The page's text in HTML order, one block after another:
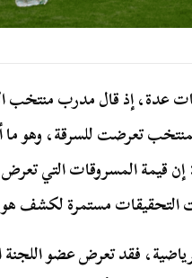
عدة، إذ قال مدرب منتخب
تعرضت للسرقة، وهو
قيمة المسروقات التي
فقد تعرض عضو اللجنة